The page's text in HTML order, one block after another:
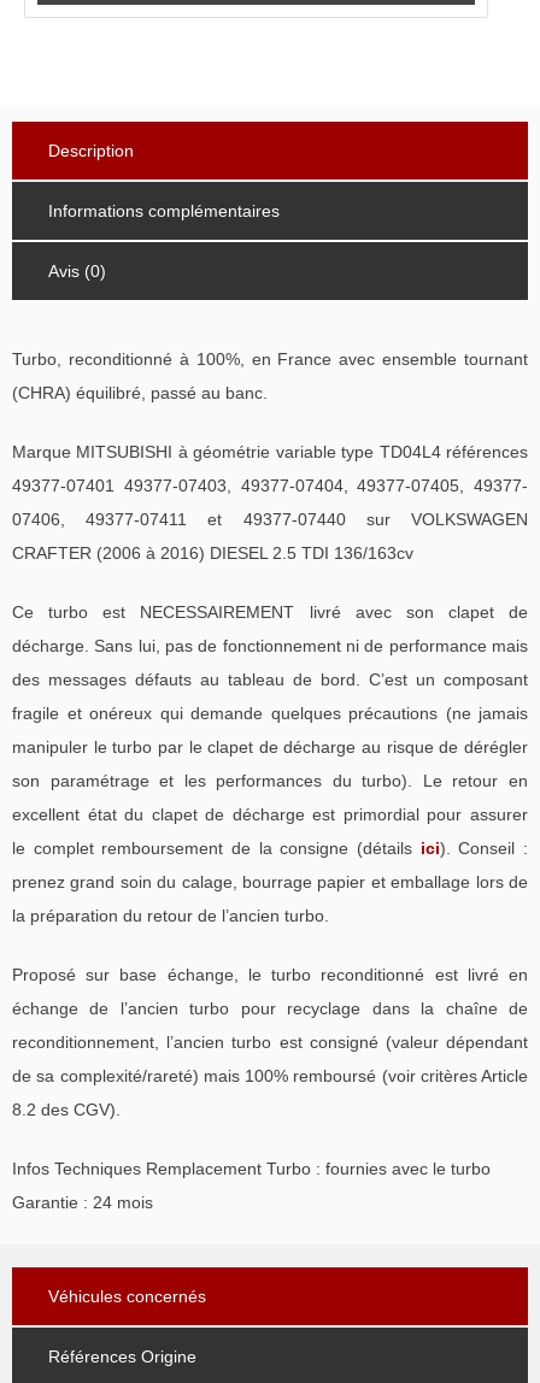
Description
Informations complémentaires
Avis (0)
Turbo, reconditionné à 100%, en France avec ensemble tournant
(CHRA) équilibré, passé au banc.
Marque MITSUBISHI à géométrie variable type TD04L4 références
49377-07401 49377-07403, 49377-07404, 49377-07405, 49377-
07406, 49377-07411 et 49377-07440 sur VOLKSWAGEN
CRAFTER (2006 à 2016) DIESEL 2.5 TDI 136/163cv
Ce turbo est NECESSAIREMENT livré avec son clapet de
décharge. Sans lui, pas de fonctionnement ni de performance mais
des messages défauts au tableau de bord. C’est un composant
fragile et onéreux qui demande quelques précautions (ne jamais
manipuler le turbo par le clapet de décharge au risque de dérégler
son paramétrage et les performances du turbo). Le retour en
excellent état du clapet de décharge est primordial pour assurer
le complet remboursement de la consigne (détails ici). Conseil :
prenez grand soin du calage, bourrage papier et emballage lors de
la préparation du retour de l’ancien turbo.
Proposé sur base échange, le turbo reconditionné est livré en
échange de l’ancien turbo pour recyclage dans la chaîne de
reconditionnement, l’ancien turbo est consigné (valeur dépendant
de sa complexité/rareté) mais 100% remboursé (voir critères Article
8.2 des CGV).
Infos Techniques Remplacement Turbo : fournies avec le turbo
Garantie : 24 mois
Véhicules concernés
Références Origine